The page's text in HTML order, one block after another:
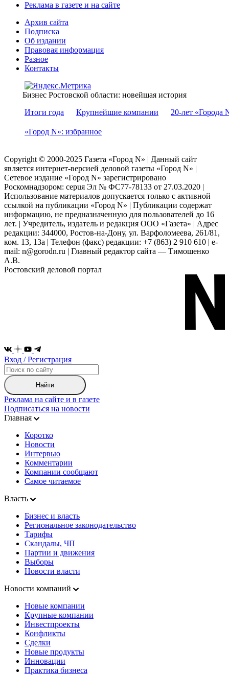
Реклама в газете и на сайте
Архив сайта
Подписка
Об издании
Правовая информация
Разное
Контакты
Бизнес Ростовской области: новейшая история
Итоги года
Крупнейшие компании 20-лет «Города
«Город N»: избранное
Copyright © 2000-2025 Газета «Город N» | Данный сайт
является интернет-версией деловой газеты «Город N» |
Сетевое издание «Город N» зарегистрировано
Роскомнадзором: серuя Эл № ФС77-78133 от 27.03.2020 |
Использование материалов допускается только с активной
ссылкой на публикации «Город N» | Публикации содержат
информацию, не предназначенную для пользователей до 16
лет. | Учредитель, издатель и редакция ООО «Газета» | Адрес
редакции: 344000, Ростов-на-Дону, ул. Варфоломеева, 261/81,
ком. 13, 13а | Телефон (факс) редакции: +7 (863) 2 910 610 | e-
mail: n@gorodn.ru | Главный редактор сайта — Тимошенко
А.В.
Ростовский деловой портал
Вход / Регистрация
Найти
Реклама на сайте и в газете
Подписаться на новости
Главная
Коротко
Новости
Интервью
Комментарии
Компании сообщают
Самое читаемое
Власть
Бизнес и власть
Региональное законодательство
Тарифы
Скандалы, ЧП
Партии и движения
Выборы
Новости власти
Новости компаний
Новые компании
Крупные компании
Инвестпроекты
Конфликты
Сделки
Новые продукты
Инновации
Практика бизнеса